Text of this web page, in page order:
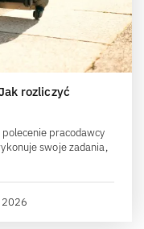
rozliczyć
pracodawcy
swoje zadania,
2026